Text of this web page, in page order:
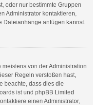
oder nur bestimmte Gruppen
Administrator kontaktieren,
Dateianhänge anfügen kannst.
von der Administration
Regeln verstoßen hast,
beachte, dass dies die
ist und phpBB Limited
einen Administrator,